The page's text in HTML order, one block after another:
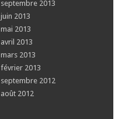
septembre 2013
juin 2013
mai 2013
avril 2013
mars 2013
février 2013
septembre 2012
août 2012